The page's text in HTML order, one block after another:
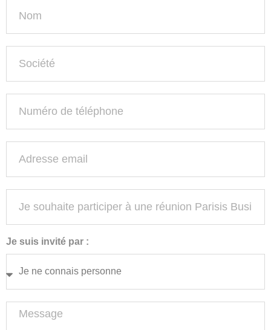
Je suis invité par :